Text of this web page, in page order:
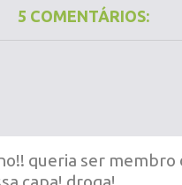
5 COMENTÁRIOS:
queria ser membro